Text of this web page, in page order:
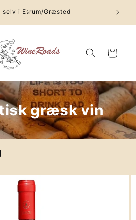
selv i Esrum/Græsted
Indkøbskurv
græsk vin